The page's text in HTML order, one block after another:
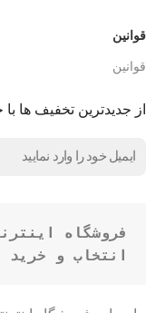
قوانین
قوانین
از جدیدترین تخفیف ها
انتخاب و خرید